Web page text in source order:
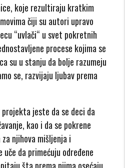
koje rezultiraju kratkim
čiji su autori upravo
“uvlači“ u svet pokretnih
procese kojima se
su u stanju da bolje razumeju
se, razvijaju ljubav prema
jeste da se deci da
kao i da se pokrene
njihova mišljenja i
uče da primećuju određene
šta prema njima osećaju.